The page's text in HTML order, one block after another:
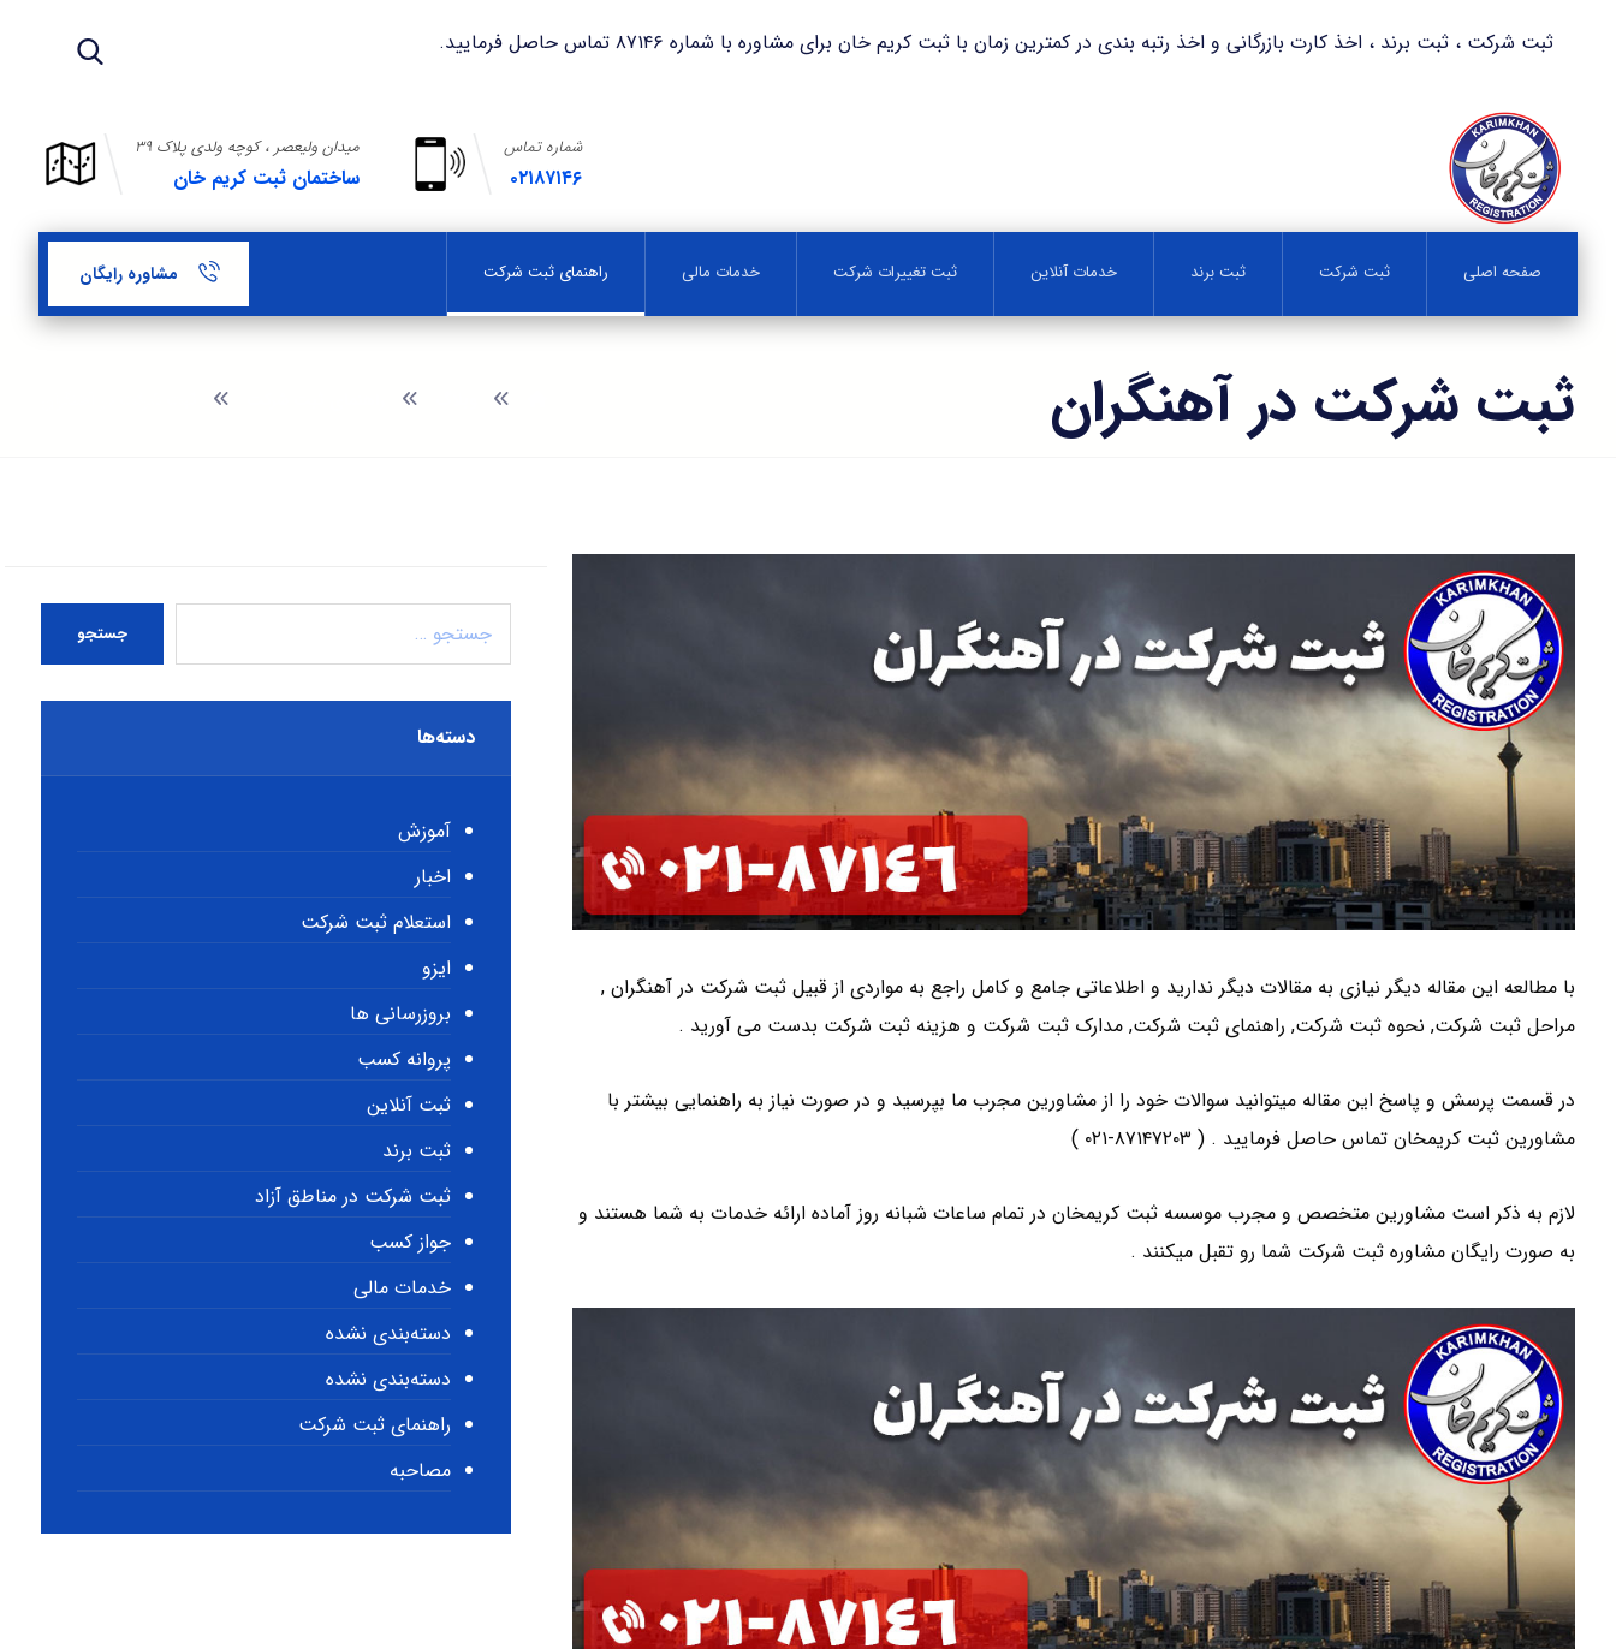
ثبت شرکت ، ثبت برند ، اخذ کارت بازرگانی و اخذ رتبه بندی در کمترین زمان با ثبت کریم خان برای مشاوره با شماره ۸۷۱۴۶ تماس حاصل فرمایید.
میدان ولیعصر ، کوچه ولدی پلاک ۳۹
ساختمان ثبت کریم خان
شماره تماس
۰۲۱۸۷۱۴۶
صفحه اصلی ثبت شرکت ثبت برند خدمات آنلاین ثبت تغییرات شرکت خدمات مالی راهنمای ثبت شرکت مشاوره رایگان
ثبت شرکت در آهنگران
با مطالعه این مقاله دیگر نیازی به مقالات دیگر ندارید و اطلاعاتی جامع و کامل راجع به مواردی از قبیل ثبت شرکت در آهنگران ,
مراحل ثبت شرکت, نحوه ثبت شرکت, راهنمای ثبت شرکت, مدارک ثبت شرکت و هزینه ثبت شرکت بدست می آورید .
در قسمت پرسش و پاسخ این مقاله میتوانید سوالات خود را از مشاورین مجرب ما بپرسید و در صورت نیاز به راهنمایی بیشتر با
مشاورین ثبت کریمخان تماس حاصل فرمایید . ( ۸۷۱۴۷۲۰۳-۰۲۱ )
لازم به ذکر است مشاورین متخصص و مجرب موسسه ثبت کریمخان در تمام ساعات شبانه روز آماده ارائه خدمات به شما هستند و
به صورت رایگان مشاوره ثبت شرکت شما رو تقبل میکنند .
جستجو
دسته‌ها
آموزش
اخبار
استعلام ثبت شرکت
ایزو
بروزرسانی ها
پروانه کسب
ثبت آنلاین
ثبت برند
ثبت شرکت در مناطق آزاد
جواز کسب
خدمات مالی
دسته‌بندی نشده
دسته‌بندی نشده
راهنمای ثبت شرکت
مصاحبه